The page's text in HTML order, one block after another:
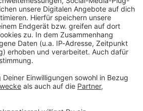
Kontaktformular
Sprachnachricht
© dpa-infocom, dpa:260523-930-121880/1